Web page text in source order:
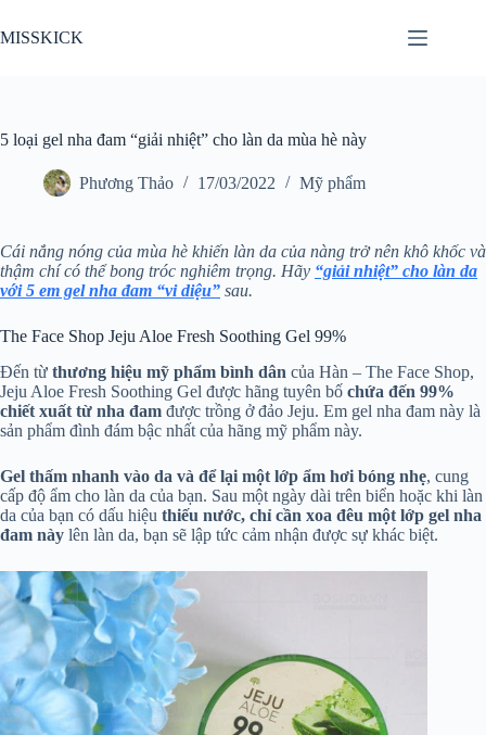
đến
phần
MISSKICK
5 loại gel nha đam “giải nhiệt” cho làn da mùa hè này
Phương Thảo 17/03/2022 Mỹ phẩm
Cái nắng nóng của mùa hè khiến làn da của nàng trở nên khô khốc và
thậm chí có thể bong tróc nghiêm trọng. Hãy “giải nhiệt” cho làn da
với 5 em gel nha đam “vi diệu” sau.
The Face Shop Jeju Aloe Fresh Soothing Gel 99%
Đến từ thương hiệu mỹ phẩm bình dân của Hàn – The Face Shop,
Jeju Aloe Fresh Soothing Gel được hãng tuyên bố chứa đến 99%
chiết xuất từ nha đam được trồng ở đảo Jeju. Em gel nha đam này là
sản phẩm đình đám bậc nhất của hãng mỹ phẩm này.
Gel thấm nhanh vào da và để lại một lớp ẩm hơi bóng nhẹ, cung
cấp độ ẩm cho làn da của bạn. Sau một ngày dài trên biển hoặc khi làn
da của bạn có dấu hiệu thiếu nước, chỉ cần xoa đêu một lớp gel nha
đam này lên làn da, bạn sẽ lập tức cảm nhận được sự khác biệt.